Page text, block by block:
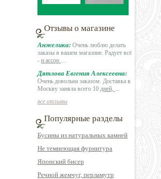
Отзывы о магазине
Анжелика: Очень люблю делать
заказы в вашем магазине. Радует всё
- и ассор ...
Дятлова Евгения Алексеевна:
Очень довольна заказом. Доставка в
Москву заняла всего 10 дней, ...
все отзывы
Популярные разделы
Бусины из натуральных камней
Не темнеющая фурнитура
Японский бисер
Речной жемчуг, перламутр